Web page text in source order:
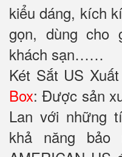
kiểu dáng, kích
gọn, dùng cho
khách sạn……
Két Sắt US
Box: Được sản
Lan với những
khả năng bảo